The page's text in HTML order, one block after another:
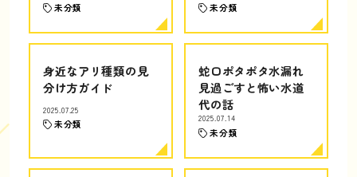
未分類 未分類
身近なアリ種類の見
分け方ガイド
2025.07.25
未分類
蛇口ポタポタ水漏れ
見過ごすと怖い水道
代の話
2025.07.14
未分類